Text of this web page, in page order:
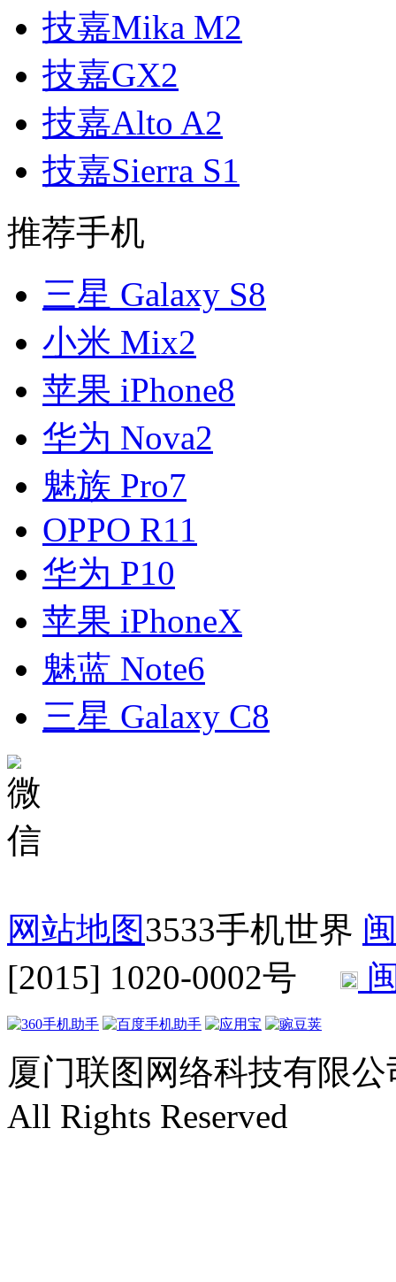
技嘉Mika M2
技嘉GX2
技嘉Alto A2
技嘉Sierra S1
推荐手机
三星 Galaxy S8
小米 Mix2
苹果 iPhone8
华为 Nova2
魅族 Pro7
OPPO R11
华为 P10
苹果 iPhoneX
魅蓝 Note6
三星 Galaxy C8
网站地图3533手机世界
[2015] 1020-0002号
厦门联图网络科技有限公
All Rights Reserved